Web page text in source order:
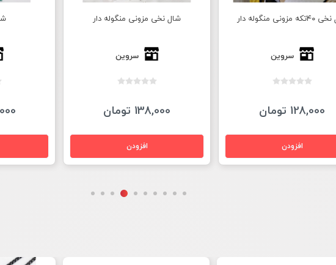
شال نخی مزونی منگوله دار
سروین
138,000 تومان
شال طرح چفیه
سروین
145,000 تومان
شال